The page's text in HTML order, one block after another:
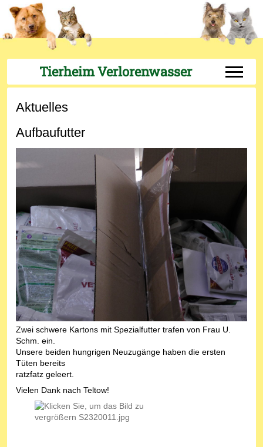
Tierheim Verlorenwasser Off-
Aktuelles
Aufbaufutter
Zwei schwere Kartons mit Spezialfutter trafen von Frau U.
Schm. ein.
Unsere beiden hungrigen Neuzugänge haben die ersten
Tüten bereits
ratzfatz geleert.
Vielen Dank nach Teltow!